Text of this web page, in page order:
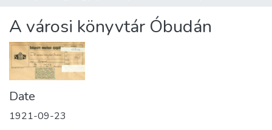
Statistics
About us
A városi könyvtár Óbudán
Date
1921-09-23